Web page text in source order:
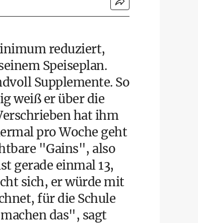
reduziert,
Speiseplan.
Supplemente. So
weiß er über die
hat ihm
pro Woche geht
"Gains", also
gerade einmal 13,
sich, er würde mit
für die Schule
das", sagt